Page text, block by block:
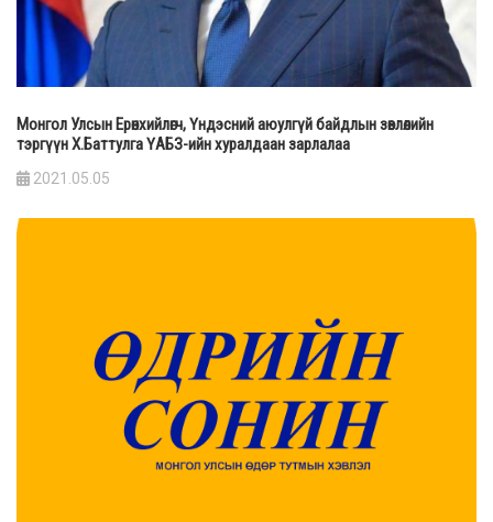
Монгол Улсын Ерөнхийлөгч, Үндэсний аюулгүй байдлын зөвлөлийн
тэргүүн Х.Баттулга ҮАБЗ-ийн хуралдаан зарлалаа
2021.05.05